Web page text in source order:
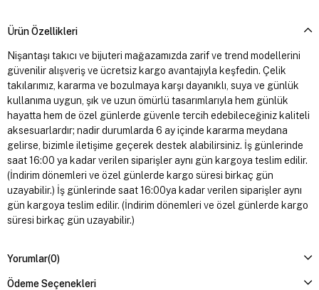
Ürün Özellikleri
Nişantaşı takıcı ve bijuteri mağazamızda zarif ve trend modellerini
güvenilir alışveriş ve ücretsiz kargo avantajıyla keşfedin. Çelik
takılarımız, kararma ve bozulmaya karşı dayanıklı, suya ve günlük
kullanıma uygun, şık ve uzun ömürlü tasarımlarıyla hem günlük
hayatta hem de özel günlerde güvenle tercih edebileceğiniz kaliteli
aksesuarlardır; nadir durumlarda 6 ay içinde kararma meydana
gelirse, bizimle iletişime geçerek destek alabilirsiniz. İş günlerinde
saat 16:00 ya kadar verilen siparişler aynı gün kargoya teslim edilir.
(İndirim dönemleri ve özel günlerde kargo süresi birkaç gün
uzayabilir.) İş günlerinde saat 16:00ya kadar verilen siparişler aynı
gün kargoya teslim edilir. (İndirim dönemleri ve özel günlerde kargo
süresi birkaç gün uzayabilir.)
Yorumlar(0)
Ödeme Seçenekleri